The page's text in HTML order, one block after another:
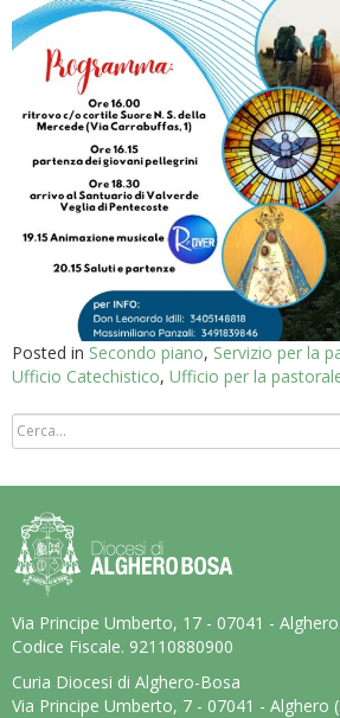
Posted in Secondo piano, Servizio per la
Ufficio Catechistico, Ufficio per la
Via Principe Umberto, 17 - 07041 - Alghero
Codice Fiscale. 92110880900
Curia Diocesi di Alghero-Bosa
Via Principe Umberto, 7 - 07041 - Alghero